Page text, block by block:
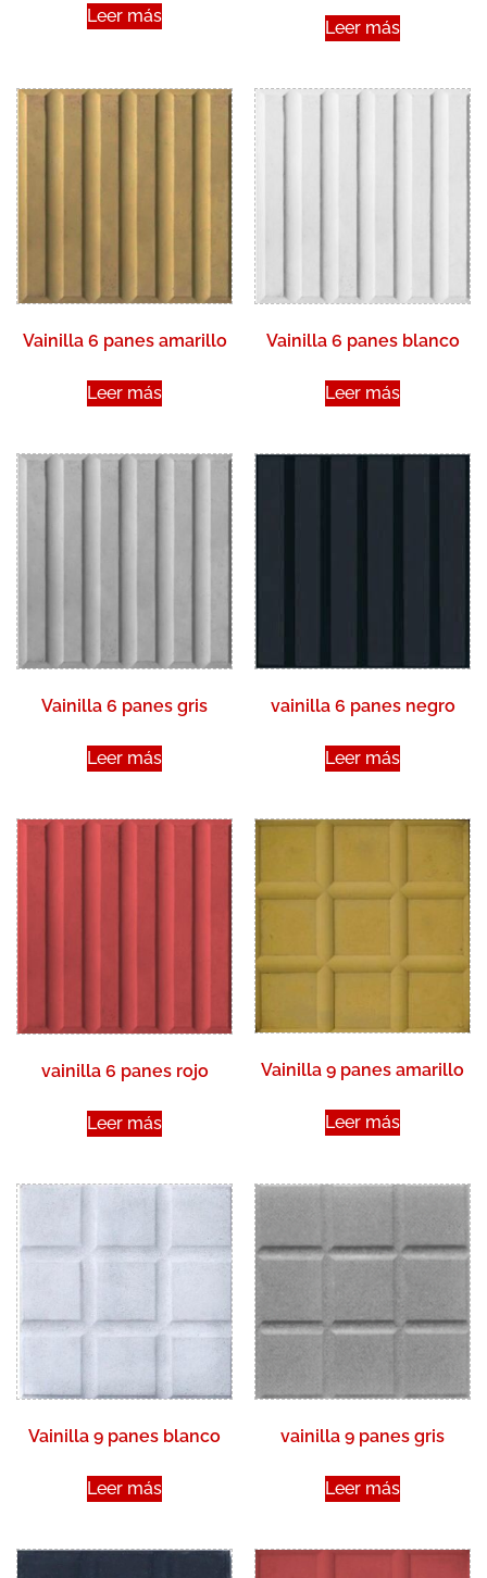
Leer más
Leer más
Vainilla 6 panes amarillo
Leer más
Vainilla 6 panes blanco
Leer más
Vainilla 6 panes gris
Leer más
vainilla 6 panes negro
Leer más
vainilla 6 panes rojo
Leer más
Vainilla 9 panes amarillo
Leer más
Vainilla 9 panes blanco
Leer más
vainilla 9 panes gris
Leer más